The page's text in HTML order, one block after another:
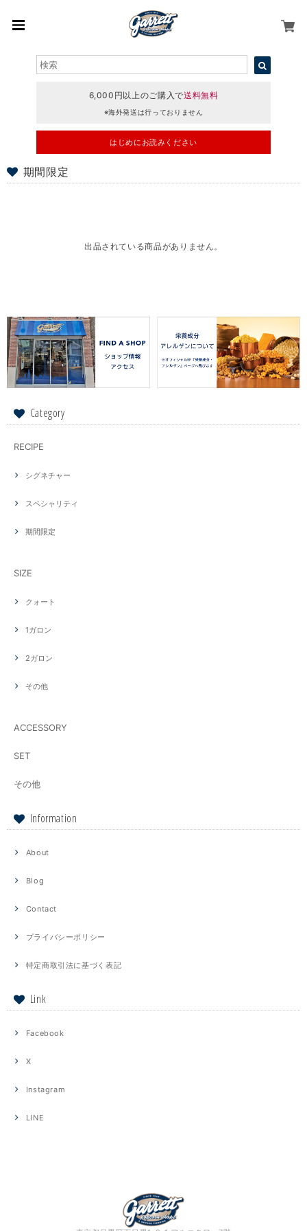
6,000円以上のご購入で送料無料
※海外発送は行っておりません
はじめにお読みください
期間限定
出品されている商品がありません。
Category
RECIPE
シグネチャー
スペシャリティ
期間限定
SIZE
クォート
1ガロン
2ガロン
その他
ACCESSORY
SET
その他
Information
About
Blog
Contact
プライバシーポリシー
特定商取引法に基づく表記
Link
Facebook
X
Instagram
LINE